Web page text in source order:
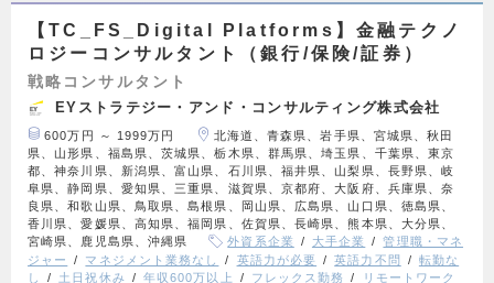
【TC_FS_Digital Platforms】金融テクノ
ロジーコンサルタント（銀行/保険/証券）
戦略コンサルタント
EYストラテジー・アンド・コンサルティング株式会社
600万円 ～ 1999万円
北海道、青森県、岩手県、宮城県、秋田
県、山形県、福島県、茨城県、栃木県、群馬県、埼玉県、千葉県、東京
都、神奈川県、新潟県、富山県、石川県、福井県、山梨県、長野県、岐
阜県、静岡県、愛知県、三重県、滋賀県、京都府、大阪府、兵庫県、奈
良県、和歌山県、鳥取県、島根県、岡山県、広島県、山口県、徳島県、
香川県、愛媛県、高知県、福岡県、佐賀県、長崎県、熊本県、大分県、
宮崎県、鹿児島県、沖縄県
外資系企業 大手企業
管理職・マネ
ジャー
マネジメント業務なし 英語力が必要 英語力不問
転勤な
し
土日祝休み 年収600万以上 フレックス勤務 リモートワーク